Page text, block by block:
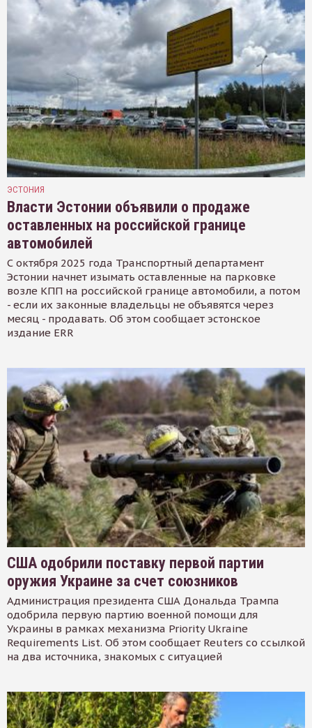
ЭСТОНИЯ
Власти Эстонии объявили о продаже
оставленных на российской границе
автомобилей
С октября 2025 года Транспортный департамент
Эстонии начнет изымать оставленные на парковке
возле КПП на российской границе автомобили, а потом
- если их законные владельцы не объявятся через
месяц - продавать. Об этом сообщает эстонское
издание ERR
США одобрили поставку первой партии
оружия Украине за счет союзников
Администрация президента США Дональда Трампа
одобрила первую партию военной помощи для
Украины в рамках механизма Priority Ukraine
Requirements List. Об этом сообщает Reuters со ссылкой
на два источника, знакомых с ситуацией